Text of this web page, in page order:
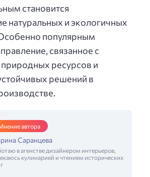
становится
натуральных и экологичных
популярным
связанное с
ресурсов и
решений в
автора
Саранцева
в агенстве дизайнером интерьеров,
кулинарией и чтением исторических